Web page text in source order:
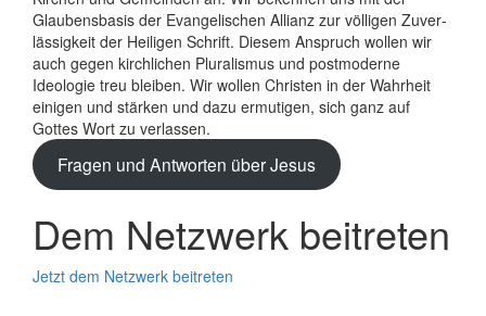
Glaubens­basis der Evange­lischen Allianz zur völligen Zuver­
lässigkeit der Heiligen Schrift. Diesem Anspruch wollen wir
auch gegen kirchlichen Plura­lismus und post­moderne
Ideologie treu bleiben. Wir wollen Christen in der Wahrheit
einigen und stärken und dazu ermutigen, sich ganz auf
Gottes Wort zu verlassen.
Fragen und Antworten über Jesus
Dem Netzwerk beitreten
Jetzt dem Netzwerk beitreten